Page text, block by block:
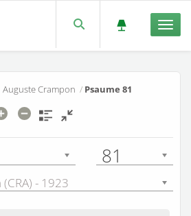
Auguste Crampon / Psaume 81
81
- 1923